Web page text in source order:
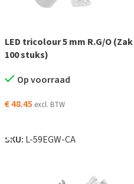
LED tricolour 5 mm R.G/O (Zak
100 stuks)
Op voorraad
€48.45 excl. BTW
SKU: L-59EGW-CA